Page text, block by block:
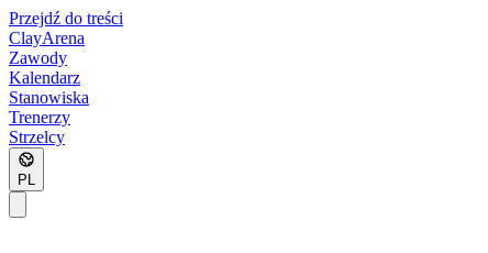
Przejdź do treści
ClayArena
Zawody
Kalendarz
Stanowiska
Trenerzy
Strzelcy
PL